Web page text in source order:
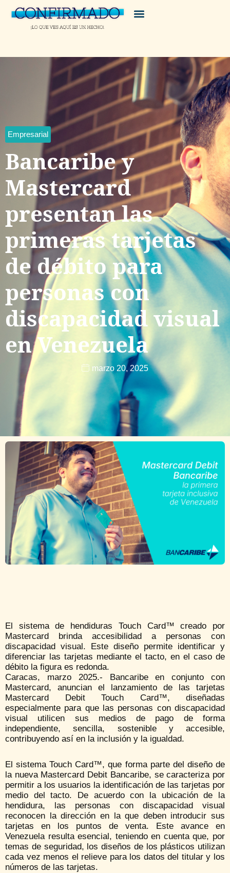
Empresarial
Bancaribe y
Mastercard
presentan las
primeras tarjetas
de débito para
personas con
discapacidad visual
en Venezuela
marzo 20, 2025
El sistema de hendiduras Touch Card™ creado por
Mastercard brinda accesibilidad a personas con
discapacidad visual. Este diseño permite identificar y
diferenciar las tarjetas mediante el tacto, en el caso de
débito la figura es redonda.
Caracas, marzo 2025.- Bancaribe en conjunto con
Mastercard, anuncian el lanzamiento de las tarjetas
Mastercard Debit Touch Card™, diseñadas
especialmente para que las personas con discapacidad
visual utilicen sus medios de pago de forma
independiente, sencilla, sostenible y accesible,
contribuyendo así en la inclusión y la igualdad.
El sistema Touch Card™, que forma parte del diseño de
la nueva Mastercard Debit Bancaribe, se caracteriza por
permitir a los usuarios la identificación de las tarjetas por
medio del tacto. De acuerdo con la ubicación de la
hendidura, las personas con discapacidad visual
reconocen la dirección en la que deben introducir sus
tarjetas en los puntos de venta. Este avance en
Venezuela resulta esencial, teniendo en cuenta que, por
temas de seguridad, los diseños de los plásticos utilizan
cada vez menos el relieve para los datos del titular y los
números de las tarjetas.